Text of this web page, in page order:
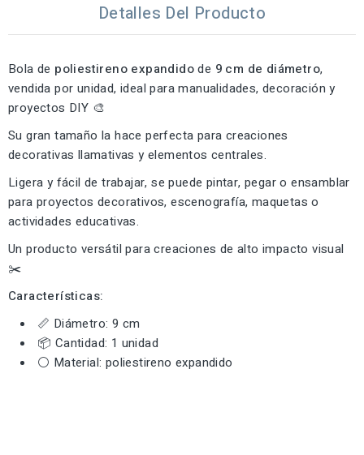
Detalles Del Producto
Bola de poliestireno expandidode 9 cm de diámetro,
vendida por unidad, ideal para manualidades, decoración y
proyectos DIY 🎨
Su gran tamaño la hace perfecta para creaciones
decorativas llamativas y elementos centrales.
Ligera y fácil de trabajar, se puede pintar, pegar o ensamblar
para proyectos decorativos, escenografía, maquetas o
actividades educativas.
Un producto versátil para creaciones de alto impacto visual
✂️
Características:
📏 Diámetro: 9 cm
📦 Cantidad: 1 unidad
⚪ Material: poliestireno expandido